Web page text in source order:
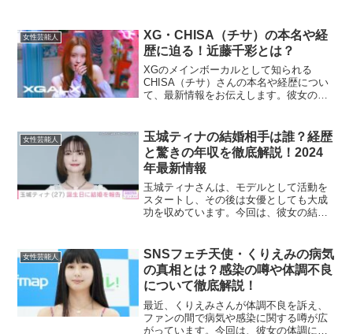
情報を詳しく解説します。1. 種﨑敦美の
本名は何？種﨑敦美さ...
女性芸能人
XG・CHISA（チサ）の本名や経
歴に迫る！近藤千彩とは？
XGのメインボーカルとして知られる
CHISA（チサ）さんの本名や経歴につい
て、最新情報をお伝えします。彼女の魅
か？CHISAさんの本名は「近藤千彩（こ
んどう ちさ）...
女性芸能人
玉城ティナの結婚相手は誰？経歴
と驚きの年収を徹底解説！2024
年最新情報
玉城ティナさんは、モデルとして活動を
スタートし、その後は女優としても大成
功を収めています。今回は、彼女の結婚
歴を持っているの？ 玉城ティナさんは沖
縄県出身で、アメリカ人...
女性芸能人
SNSフェチ天使・くりえみの病気
の真相とは？感染の噂や体調不良
について徹底解説！
最近、くりえみさんが体調不良を訴え、
ファンの間で病気や感染に関する噂が広
がっています。今回は、彼女の体調につ